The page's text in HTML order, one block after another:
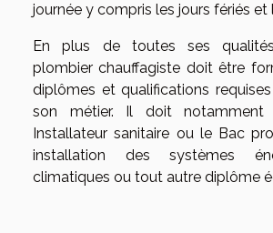
journée y compris les jours fériés et
En plus de toutes ses
plombier chauffagiste doit être
diplômes et qualifications
son métier. Il doit
Installateur sanitaire ou le Bac
installation des systèmes
climatiques ou tout autre diplôme